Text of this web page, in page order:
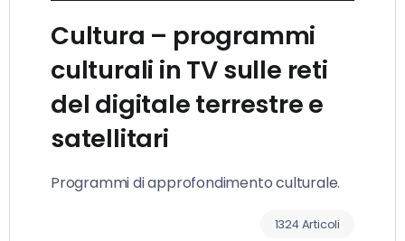
Cultura – programmi
culturali in TV sulle reti
del digitale terrestre e
satellitari
Programmi di approfondimento culturale.
1324 Articoli